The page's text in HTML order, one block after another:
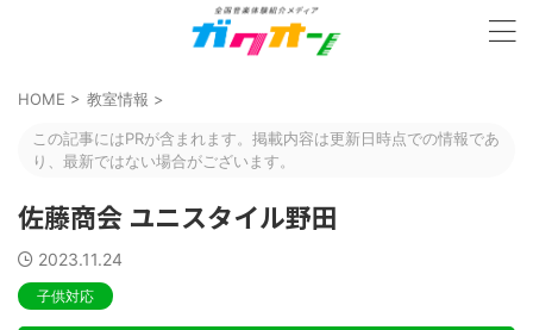
HOME > 教室情報 >
この記事にはPRが含まれます。掲載内容は更新日時点での情報であ
り、最新ではない場合がございます。
佐藤商会 ユニスタイル野田
2023.11.24
子供対応